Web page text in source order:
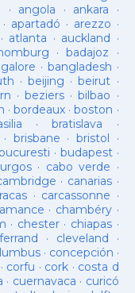
· angola · ankara ·
· apartadó · arezzo ·
atlanta · auckland ·
·badajoz ·
· bangladesh ·
·beijing ·beirut ·
·beziers ·bilbao ·
·bordeaux ·boston ·
·bratislava ·
· brisbane · bristol ·
· budapest·
· cabo verde ·
· canarias·
· carcassonne ·
· chambéry·
· chester· chiapas ·
· cleveland ·
· concepción ·
· corfu · cork · costa d
· cuernavaca · curicó